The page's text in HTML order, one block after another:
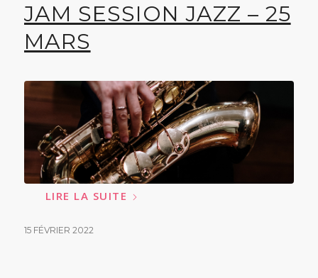
JAM SESSION JAZZ – 25
MARS
LIRE LA SUITE
15 FÉVRIER 2022